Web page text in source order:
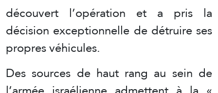
découvert l’opération et a pris la
décision exceptionnelle de détruire ses
propres véhicules.
Des sources de haut rang au sein de